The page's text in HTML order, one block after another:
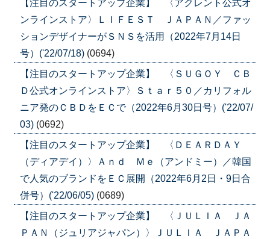
【注目のスタートアップ企業】 〈アクレント公式オ
ンラインストア〉ＬＩＦＥＳＴ ＪＡＰＡＮ／ファッ
ションデザイナーがＳＮＳを活用（2022年7月14日
号）('22/07/18) (0694)
【注目のスタートアップ企業】 〈ＳＵＧＯＹ ＣＢ
Ｄ公式オンラインストア〉Ｓｔａｒ５０／カリフォル
ニア発のＣＢＤをＥＣで（2022年6月30日号）('22/07/
03) (0692)
【注目のスタートアップ企業】 〈ＤＥＡＲＤＡＹ
（ディアデイ）〉Ａｎｄ Ｍｅ（アンドミー）／韓国
で人気のブランドをＥＣ展開（2022年6月2日・9日合
併号）('22/06/05) (0689)
【注目のスタートアップ企業】 〈ＪＵＬＩＡ ＪＡ
ＰＡＮ（ジュリアジャパン）〉ＪＵＬＩＡ ＪＡＰＡ